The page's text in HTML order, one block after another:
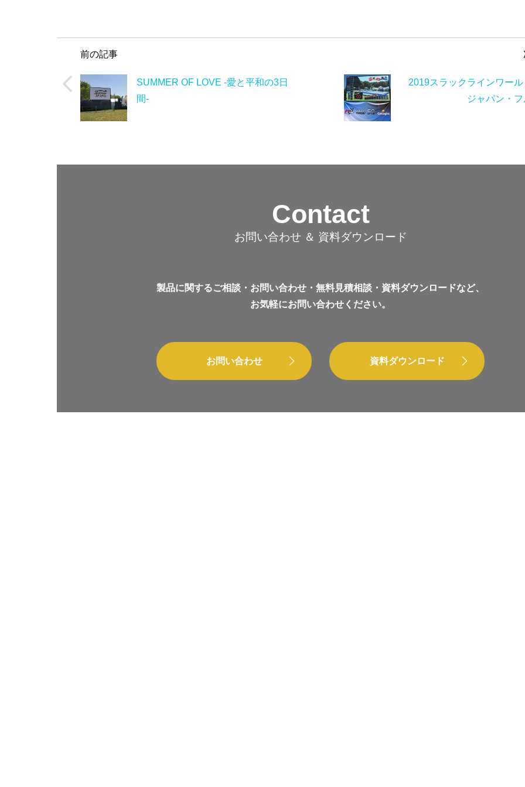
前の記事
SUMMER OF LOVE -愛と平和の3日
間-
2019スラックラインワー
ジャパン・
Contact
お問い合わせ ＆ 資料ダウンロード
製品に関するご相談・お問い合わせ・無料見積相談・資料ダウンロードなど、
お気軽にお問い合わせください。
お問い合わせ 資料ダウンロード